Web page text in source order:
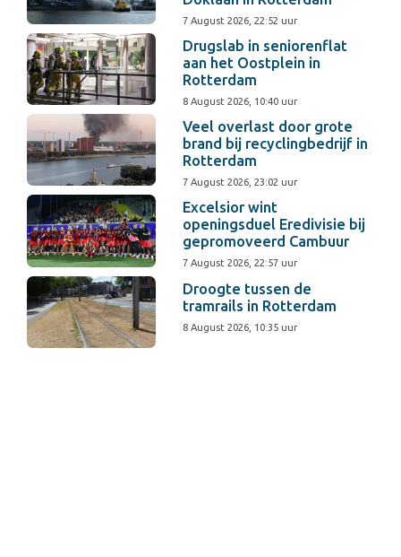
7 August 2026, 22:52 uur
Drugslab in seniorenflat
aan het Oostplein in
Rotterdam
8 August 2026, 10:40 uur
Veel overlast door grote
brand bij recyclingbedrijf in
Rotterdam
7 August 2026, 23:02 uur
Excelsior wint
openingsduel Eredivisie bij
gepromoveerd Cambuur
7 August 2026, 22:57 uur
Droogte tussen de
tramrails in Rotterdam
8 August 2026, 10:35 uur